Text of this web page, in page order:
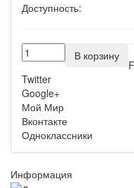
Доступность:
В корзину
Twitter
Google+
Мой Мир
Вконтакте
Одноклассники
Информация